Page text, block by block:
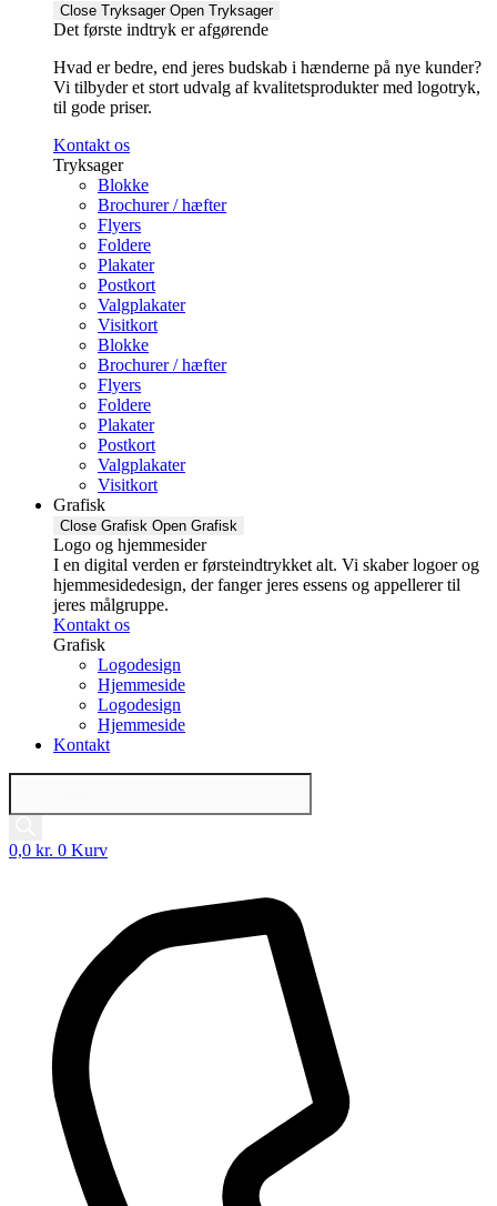
Close Tryksager Open Tryksager
Det første indtryk er afgørende
Hvad er bedre, end jeres budskab i hænderne på nye kunder?
Vi tilbyder et stort udvalg af kvalitetsprodukter med logotryk,
til gode priser.
Kontakt os
Tryksager
Blokke
Brochurer / hæfter
Flyers
Foldere
Plakater
Postkort
Valgplakater
Visitkort
Blokke
Brochurer / hæfter
Flyers
Foldere
Plakater
Postkort
Valgplakater
Visitkort
Grafisk
Close Grafisk Open Grafisk
Logo og hjemmesider
I en digital verden er førsteindtrykket alt. Vi skaber logoer og
hjemmesidedesign, der fanger jeres essens og appellerer til
jeres målgruppe.
Kontakt os
Grafisk
Logodesign
Hjemmeside
Logodesign
Hjemmeside
Kontakt
Products
0,0 kr. 0 Kurv